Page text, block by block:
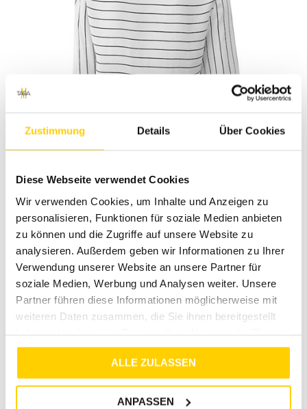
Zustimmung Details Über Cookies
Diese Webseite verwendet Cookies
Wir verwenden Cookies, um Inhalte und Anzeigen zu
personalisieren, Funktionen für soziale Medien anbieten
zu können und die Zugriffe auf unsere Website zu
analysieren. Außerdem geben wir Informationen zu Ihrer
Verwendung unserer Website an unsere Partner für
soziale Medien, Werbung und Analysen weiter. Unsere
Partner führen diese Informationen möglicherweise mit
weiteren Daten zusammen, die Sie ihnen bereitgestellt
gesammelt haben.
ALLE ZULASSEN
ANPASSEN
Vorschläge